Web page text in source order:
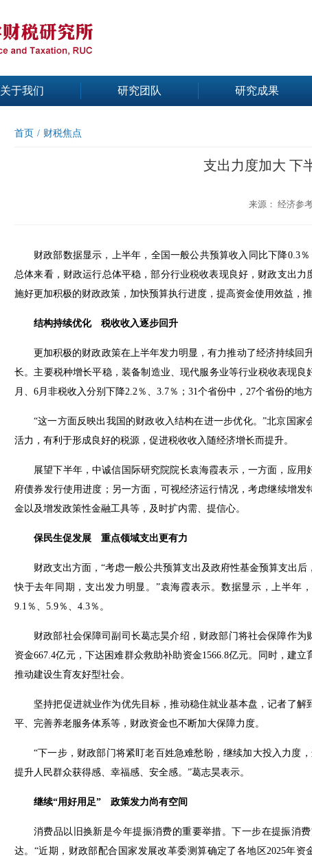
关于我们 研究团队 研究成果
首页 / 财税焦点
支出力度加大 下
来源： 经济参
财政部数据显示，上半年，全国一般公共预算收入同比下降0.3
总体来看，财政运行总体平稳，部分行业税收表现良好，财政支出
施好更加积极的财政政策，加快预算执行进度，提高资金使用效益，
结构持续优化 税收收入逐步回升
更加积极的财政政策在上半年发力明显，有力推动了经济持续回
长。主要税种增长平稳，装备制造业、现代服务业等行业税收表现
月、6月非税收入分别下降2.2％、3.7％；31个省份中，27个省份的地
“这一方面反映出我国的财政收入结构在进一步优化。”北京国
活力，有利于形成良好的税源，促进税收收入随经济增长而提升。
展望下半年，中诚信国际研究院院长袁海霞表示，一方面，应
府债券发行使用进度；另一方面，可视经济运行情况，考虑继续增
金以及增发政策性金融工具等，及时扩内需、提信心。
保民生促发展 重点领域支出更有力
财政支出方面，“考虑一般公共预算支出及政府性基金预算支出
快于去年同期，支出发力明显。”袁海霞表示。数据显示，上半年
9.1％、5.9％、4.3％。
财政部社会保障司副司长葛志昊介绍，财政部门将社会保障作
资金667.4亿元，下达困难群众救助补助资金1566.8亿元。同时，建
推动建设生育友好型社会。
坚持把促进就业作为优先目标，推动稳住就业基本盘，记者了
平、完善养老服务体系等，财政资金也不断加大保障力度。
“下一步，财政部门将紧盯老百姓急难愁盼，继续加大投入力度
提升人民群众获得感、幸福感、安全感。”葛志昊表示。
继续“用好用足” 政策发力尚有空间
消费品以旧换新是今年提振消费的重要举措。下一步在提振消
达。“近期，财政部配合国家发展改革委测算确定了各地区2025年